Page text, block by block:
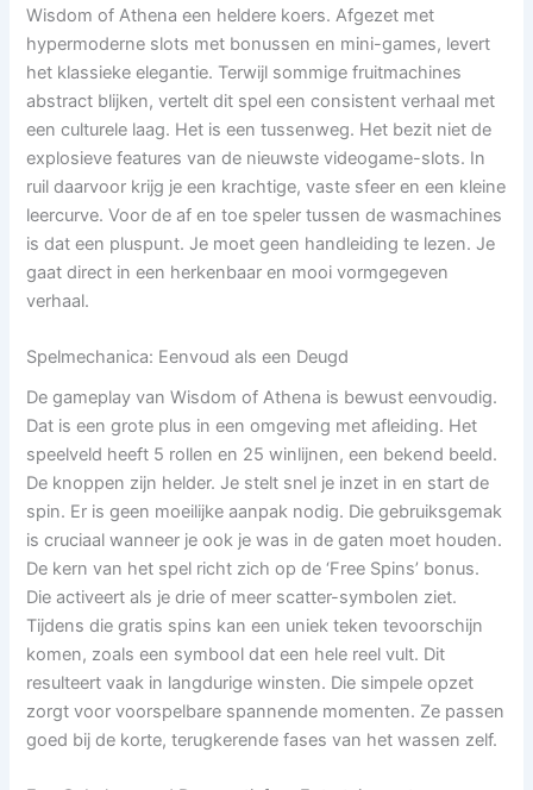
Wisdom of Athena een heldere koers. Afgezet met
hypermoderne slots met bonussen en mini-games, levert
het klassieke elegantie. Terwijl sommige fruitmachines
abstract blijken, vertelt dit spel een consistent verhaal met
een culturele laag. Het is een tussenweg. Het bezit niet de
explosieve features van de nieuwste videogame-slots. In
ruil daarvoor krijg je een krachtige, vaste sfeer en een kleine
leercurve. Voor de af en toe speler tussen de wasmachines
is dat een pluspunt. Je moet geen handleiding te lezen. Je
gaat direct in een herkenbaar en mooi vormgegeven
verhaal.
Spelmechanica: Eenvoud als een Deugd
De gameplay van Wisdom of Athena is bewust eenvoudig.
Dat is een grote plus in een omgeving met afleiding. Het
speelveld heeft 5 rollen en 25 winlijnen, een bekend beeld.
De knoppen zijn helder. Je stelt snel je inzet in en start de
spin. Er is geen moeilijke aanpak nodig. Die gebruiksgemak
is cruciaal wanneer je ook je was in de gaten moet houden.
De kern van het spel richt zich op de ‘Free Spins’ bonus.
Die activeert als je drie of meer scatter-symbolen ziet.
Tijdens die gratis spins kan een uniek teken tevoorschijn
komen, zoals een symbool dat een hele reel vult. Dit
resulteert vaak in langdurige winsten. Die simpele opzet
zorgt voor voorspelbare spannende momenten. Ze passen
goed bij de korte, terugkerende fases van het wassen zelf.